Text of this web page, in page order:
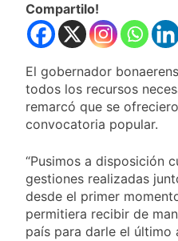
Compartilo!
El gobernador
todos los recursos
remarcó que se
convocatoria popular.
“Pusimos a disposición
gestiones realizadas
desde el primer
permitiera recibir de
país para darle el último